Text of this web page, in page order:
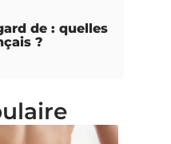
de : quelles
?